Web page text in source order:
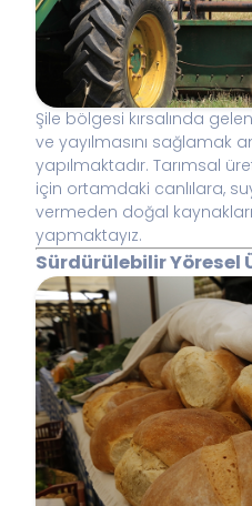
Şile bölgesi kırsalında
ve yayılmasını sağlamak
yapılmaktadır. Tarımsal
için ortamdaki canlılara,
vermeden doğal
yapmaktayız.
Sürdürülebilir Yöresel